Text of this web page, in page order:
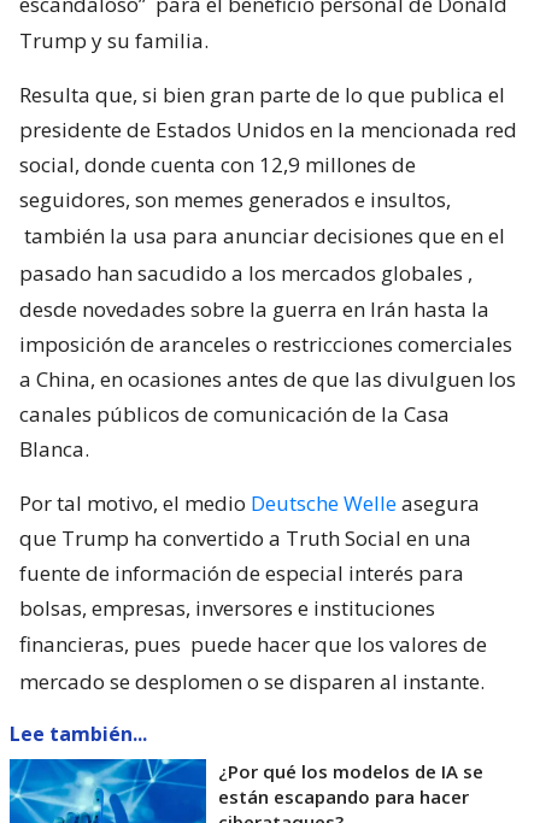
Trump y su familia.
Resulta que, si bien gran parte de lo que publica el
presidente de Estados Unidos en la mencionada red
social, donde cuenta con 12,9 millones de
seguidores, son memes generados e insultos,
también la usa para anunciar decisiones que en el
pasado han sacudido a los mercados globales ,
desde novedades sobre la guerra en Irán hasta la
imposición de aranceles o restricciones comerciales
a China, en ocasiones antes de que las divulguen los
canales públicos de comunicación de la Casa
Blanca.
Por tal motivo, el medio Deutsche Welleasegura
que Trump ha convertido a Truth Social en una
fuente de información de especial interés para
bolsas, empresas, inversores e instituciones
financieras, pues puede hacer que los valores de
mercado se desplomen o se disparen al instante.
Lee también...
¿Por qué los modelos de IA se
están escapando para hacer